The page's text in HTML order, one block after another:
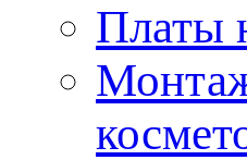
Платы